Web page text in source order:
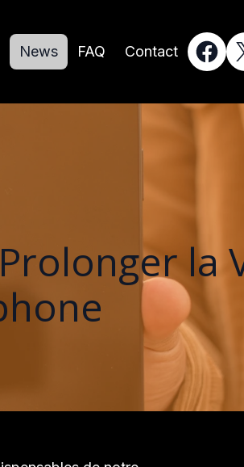
News FAQ Contact
la